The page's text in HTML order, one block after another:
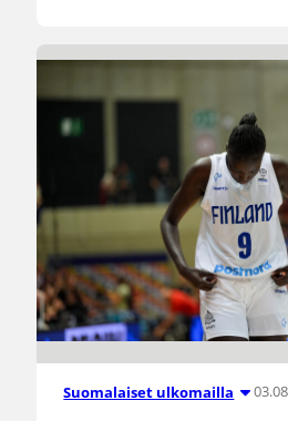
Suomalaiset ulkomailla